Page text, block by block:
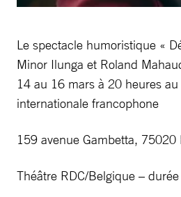
Le spectacle humoristique «
Minor Ilunga et Roland
14 au 16 mars à 20 heures
internationale francophone
159 avenue Gambetta, 75020
Théâtre RDC/Belgique –